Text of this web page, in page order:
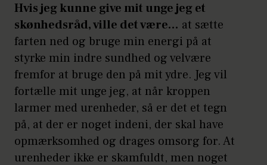
Hvis jeg kunne give mit unge jeg et
skønhedsråd, ville det være… at sætte
farten ned og bruge min energi på at
styrke min indre sundhed og velvære
fremfor at bruge den på mit ydre. Jeg vil
fortælle mit unge jeg, at når kroppen
larmer med urenheder, så er det et tegn
på, at der er noget indeni, der skal have
opmærksomhed og drages omsorg for. At
urenheder ikke er skamfuldt, men noget